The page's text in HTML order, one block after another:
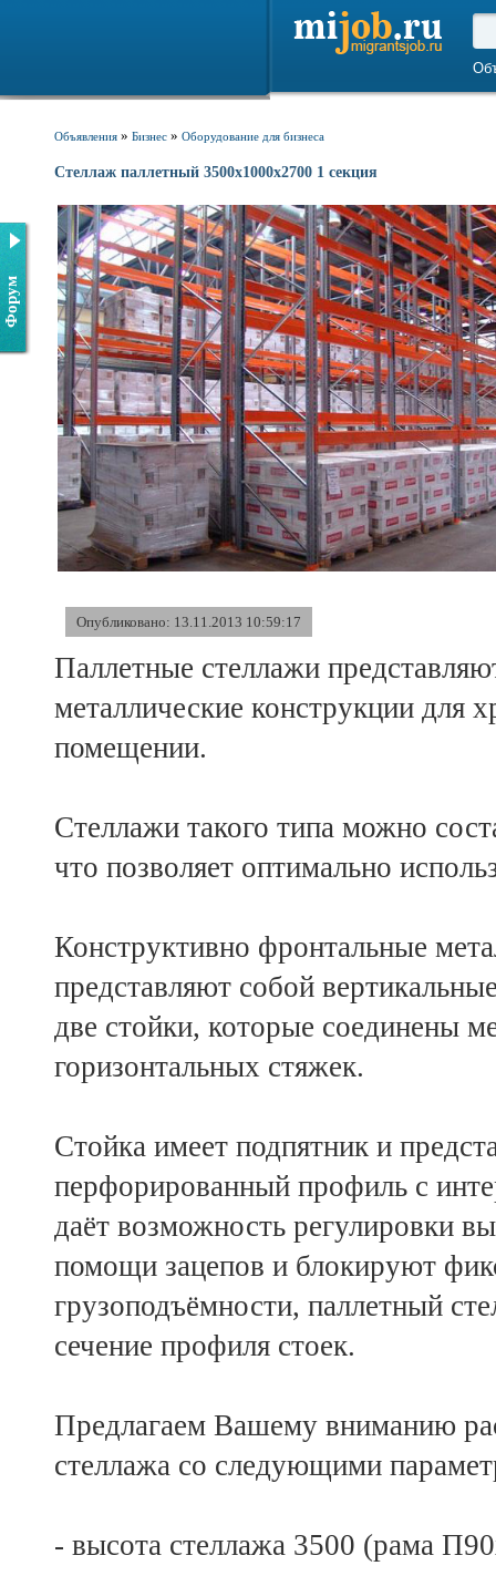
Форум
Объявления » Бизнес » Оборудование для бизнеса
Стеллаж паллетный 3500х1000х2700 1 секция
Опубликовано: 13.11.2013 10:59:17
Паллетные стеллажи
металлические конструкции для
помещении.
Стеллажи такого типа можно
что позволяет оптимально
Конструктивно фронтальные
представляют собой
две стойки, которые соединены
горизонтальных стяжек.
Стойка имеет подпятник и
перфорированный профиль с
даёт возможность регулировки
помощи зацепов и блокируют
грузоподъёмности, паллетный
сечение профиля стоек.
Предлагаем Вашему вниманию
стеллажа со следующими
- высота стеллажа 3500 (рама